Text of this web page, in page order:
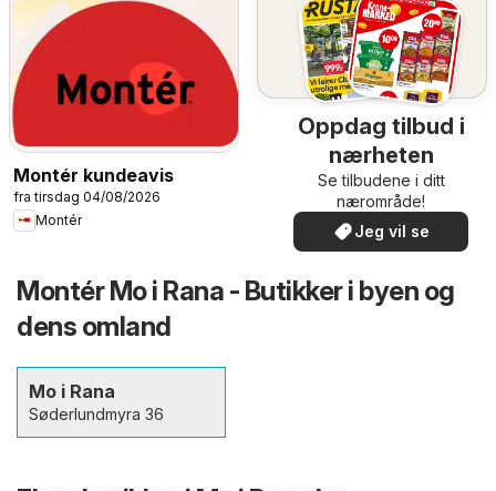
Montér kundeavis
fra tirsdag 04/08/2026
Montér
Oppdag tilbud i
nærheten
Se tilbudene i ditt
nærområde!
Jeg vil se
Montér Mo i Rana - Butikker i byen og
dens omland
Mo i Rana
Søderlundmyra 36